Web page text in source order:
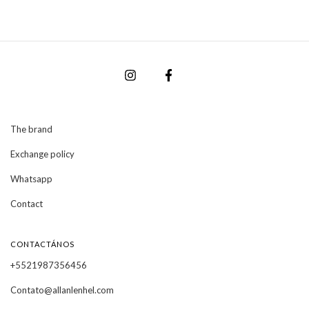
The brand
Exchange policy
Whatsapp
Contact
CONTACTÁNOS
+5521987356456
Contato@allanlenhel.com